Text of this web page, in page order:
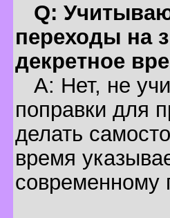
Q:
переходы на
декретное
A: Нет, не
поправки для
делать
время
современному